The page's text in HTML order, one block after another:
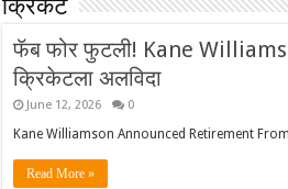
क्रिकेट
फॅब फोर फुटली! Kane
क्रिकेटला अलविदा
June 12, 2026 0
Kane Williamson Announced Retirement
Read More »